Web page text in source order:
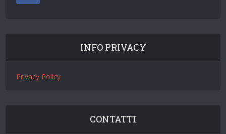
INFO PRIVACY
Privacy Policy
CONTATTI